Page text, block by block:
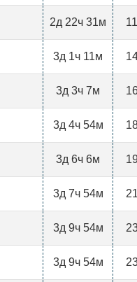
2д 22ч 31м
3д 1ч 11м
3д 3ч 7м
3д 4ч 54м
3д 6ч 6м
3д 7ч 54м
3д 9ч 54м
3д 9ч 54м